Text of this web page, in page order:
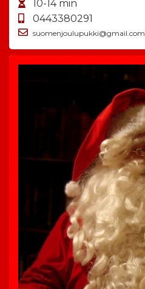
10-14 min
0443380291
suomenjoulupukki@gmail.com